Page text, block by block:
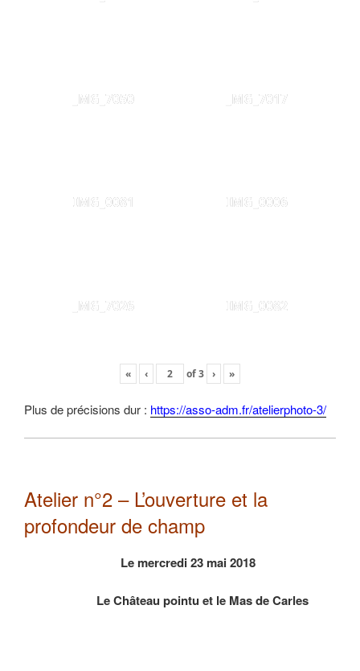
_MG_7050 _MG_7017
IMG_0081 IMG_0006
_MG_7026 IMG_0082
« ‹ of3 › »
Plus de précisions dur : https://asso-adm.fr/atelierphoto-3/
Atelier n°2 – L’ouverture et la
profondeur de champ
Le mercredi 23 mai 2018
Le Château pointu et le Mas de Carles